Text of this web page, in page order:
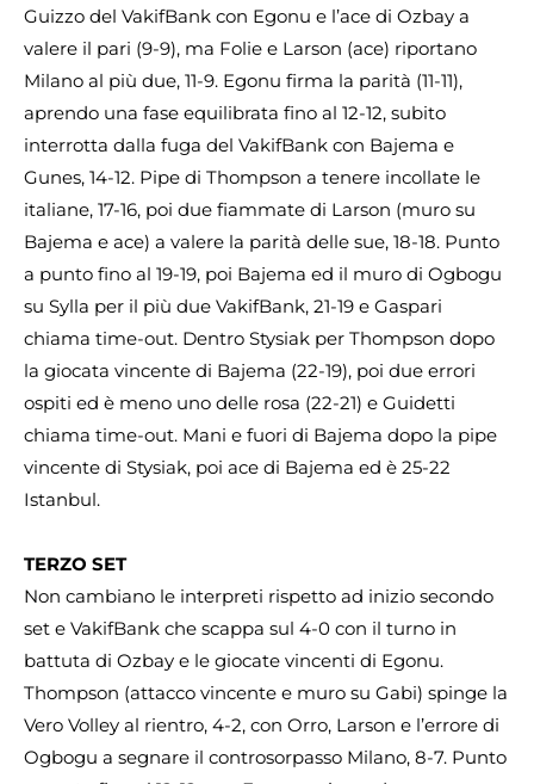
Guizzo del VakifBank con Egonu e l’ace di Ozbay a
valere il pari (9-9), ma Folie e Larson (ace) riportano
Milano al più due, 11-9. Egonu firma la parità (11-11),
aprendo una fase equilibrata fino al 12-12, subito
interrotta dalla fuga del VakifBank con Bajema e
Gunes, 14-12. Pipe di Thompson a tenere incollate le
italiane, 17-16, poi due fiammate di Larson (muro su
Bajema e ace) a valere la parità delle sue, 18-18. Punto
a punto fino al 19-19, poi Bajema ed il muro di Ogbogu
su Sylla per il più due VakifBank, 21-19 e Gaspari
chiama time-out. Dentro Stysiak per Thompson dopo
la giocata vincente di Bajema (22-19), poi due errori
ospiti ed è meno uno delle rosa (22-21) e Guidetti
chiama time-out. Mani e fuori di Bajema dopo la pipe
vincente di Stysiak, poi ace di Bajema ed è 25-22
Istanbul.
TERZO SET
Non cambiano le interpreti rispetto ad inizio secondo
set e VakifBank che scappa sul 4-0 con il turno in
battuta di Ozbay e le giocate vincenti di Egonu.
Thompson (attacco vincente e muro su Gabi) spinge la
Vero Volley al rientro, 4-2, con Orro, Larson e l’errore di
Ogbogu a segnare il controsorpasso Milano, 8-7. Punto